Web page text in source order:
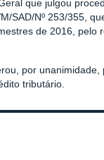
que julgou
SAD/Nº 253/355,
de 2016, pelo
por unanimidade,
tributário.